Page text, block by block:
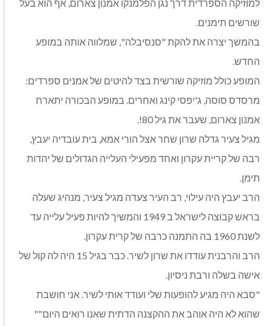
למוזיקה הספרדית דרך נגן הפלמנקו אמנון צארום, אף הוא בעל
שורשים תימנים.
בהמשך יצרה את להקת "סנסיבלה", שמלווה אותה במופע
החדש.
המופע כולל מוזיקה שורשית בצד להיטים של אמנים ספרדים:
מרסדס סוסה, ג'יפסי קינג ואחרים. במופע הבכורה יתארח
אמנון צארום, שעבר את גיל 80!.
מגיל צעיר גדלה שרון שחר אצל הורי אמא, בית עובדיה יעבץ,
רבה של קריית עקרון ואחד מפעילי העלייה הגדולים של יהדות
תימן.
הרב יעבץ היה עילוי, רב העיר צעדה מגיל צעיר, מנהיג שעלה
בראש קבוצה לישראל ב 1949 והמשיך להיות פעיל עלייה עד
לשנת 1960 בה התמנה כרבה של קרית עקרון.
הרב והרבנית עודדו את שרון לשיר. כבר בגיל 15 היה לה קול של
אישה בשלה ורבת ניסיון.
"סבא היה מגיע להופעות שלי ועודד אותי לשיר. אני חושבת
שהוא לא היה אוהב את ההקצנה הדתית שאנו רואים היום""